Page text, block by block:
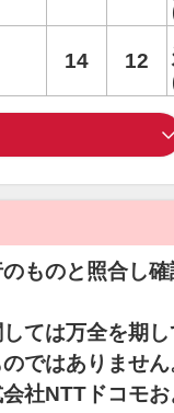
14 12
ものと照合し確
ては万全を期し
ではありませ
社NTTドコモ